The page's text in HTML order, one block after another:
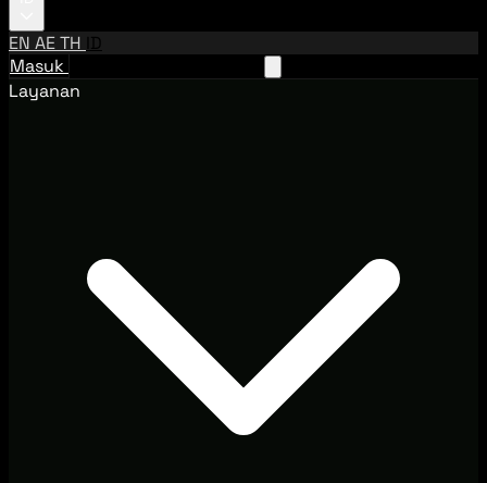
EN AETH ID
Masuk
Layanan